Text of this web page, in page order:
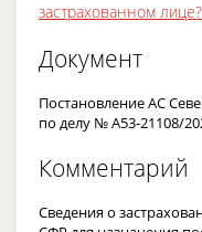
застрахованном лице?
Документ
Постановление АС
по делу № А53-21108/
Комментарий
Сведения о